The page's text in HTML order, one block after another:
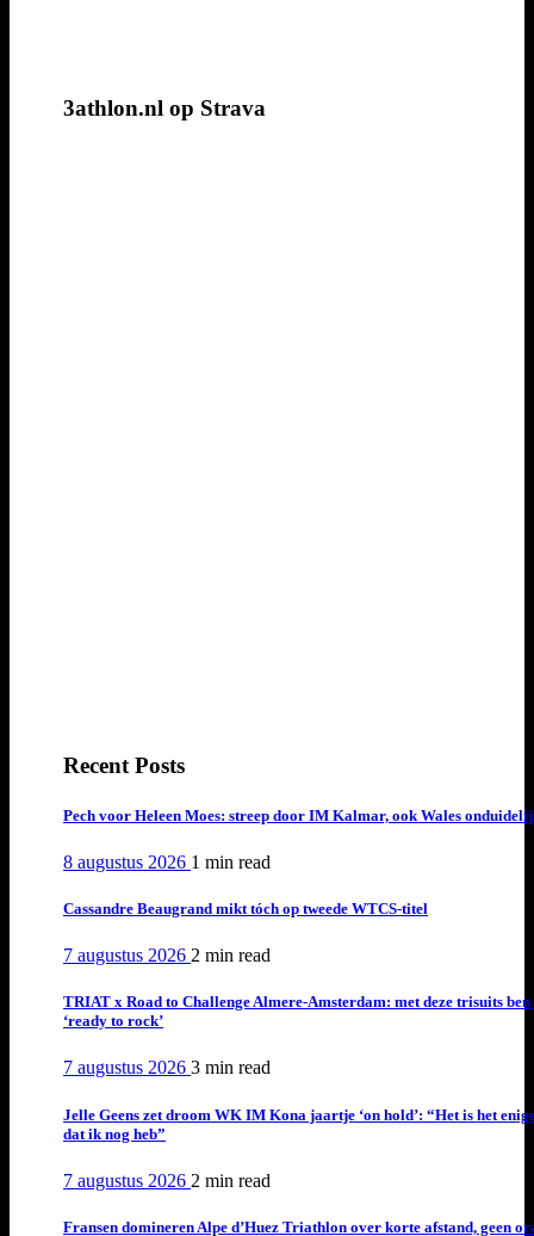
3athlon.nl op Strava
Recent Posts
Pech voor Heleen Moes: streep door IM Kalmar, ook Wales
8 augustus 2026 1 min read
Cassandre Beaugrand mikt tóch op tweede WTCS-titel
7 augustus 2026 2 min read
TRIAT x Road to Challenge Almere-Amsterdam: met deze trisuits ben
‘ready to rock’
7 augustus 2026 3 min read
Jelle Geens zet droom WK IM Kona jaartje ‘on hold’: “Het is het
dat ik nog heb”
7 augustus 2026 2 min read
Fransen domineren Alpe d’Huez Triathlon over korte afstand, geen